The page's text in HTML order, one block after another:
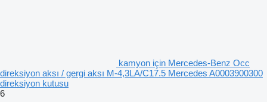
kamyon için Mercedes-Benz Occ
direksiyon aksı / gergi aksı M-4,3LA/C17.5 Mercedes A0003900300
direksiyon kutusu
6